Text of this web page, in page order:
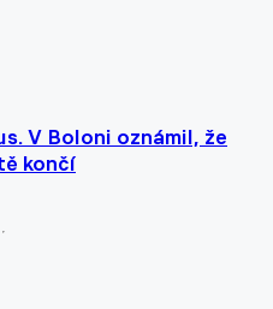
V Boloni oznámil, že
končí